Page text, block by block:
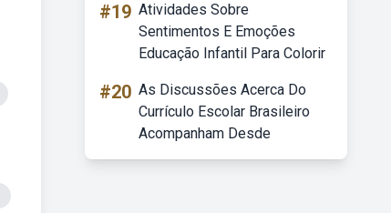
#19 Atividades Sobre
Sentimentos E Emoções
Educação Infantil Para Colorir
#20 As Discussões Acerca Do
Currículo Escolar Brasileiro
Acompanham Desde